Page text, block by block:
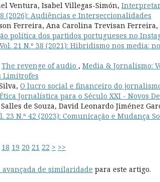
Ventura, Isabel Villegas-Simón,
(2026): Audiências e Interseccionalidades
Ferreira, Ana Carolina Trevisan Ferreira,
política dos partidos portugueses no
21 N.º 38 (2021): Hibridismo nos media:
The revenge of audio , Media & Jornalismo:
Limítrofes
O lucro social e financeiro do
Jornalística para o Século XXI - Novos
de Souza, David Leonardo Jiménez
23 N.º 42 (2023): Comunicação e Mudança
18 19 20 21 22 > >>
de similaridade para este artigo.